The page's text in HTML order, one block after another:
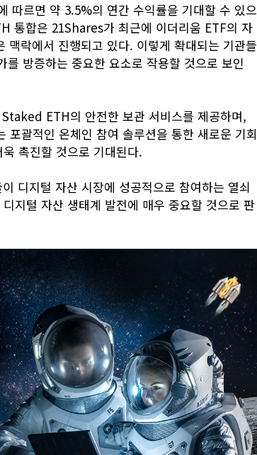
르면 약 3.5%의 연간 수익률을 기대할 수 있으
합은 21Shares가 최근에 이더리움 ETF의 자
락에서 진행되고 있다. 이렇게 확대되는 기관들
방증하는 중요한 요소로 작용할 것으로 보인
ETH의 안전한 보관 서비스를 제공하며,
괄적인 온체인 참여 솔루션을 통한 새로운 기회
촉진할 것으로 기대된다.
디지털 자산 시장에 성공적으로 참여하는 열쇠
지털 자산 생태계 발전에 매우 중요할 것으로 판